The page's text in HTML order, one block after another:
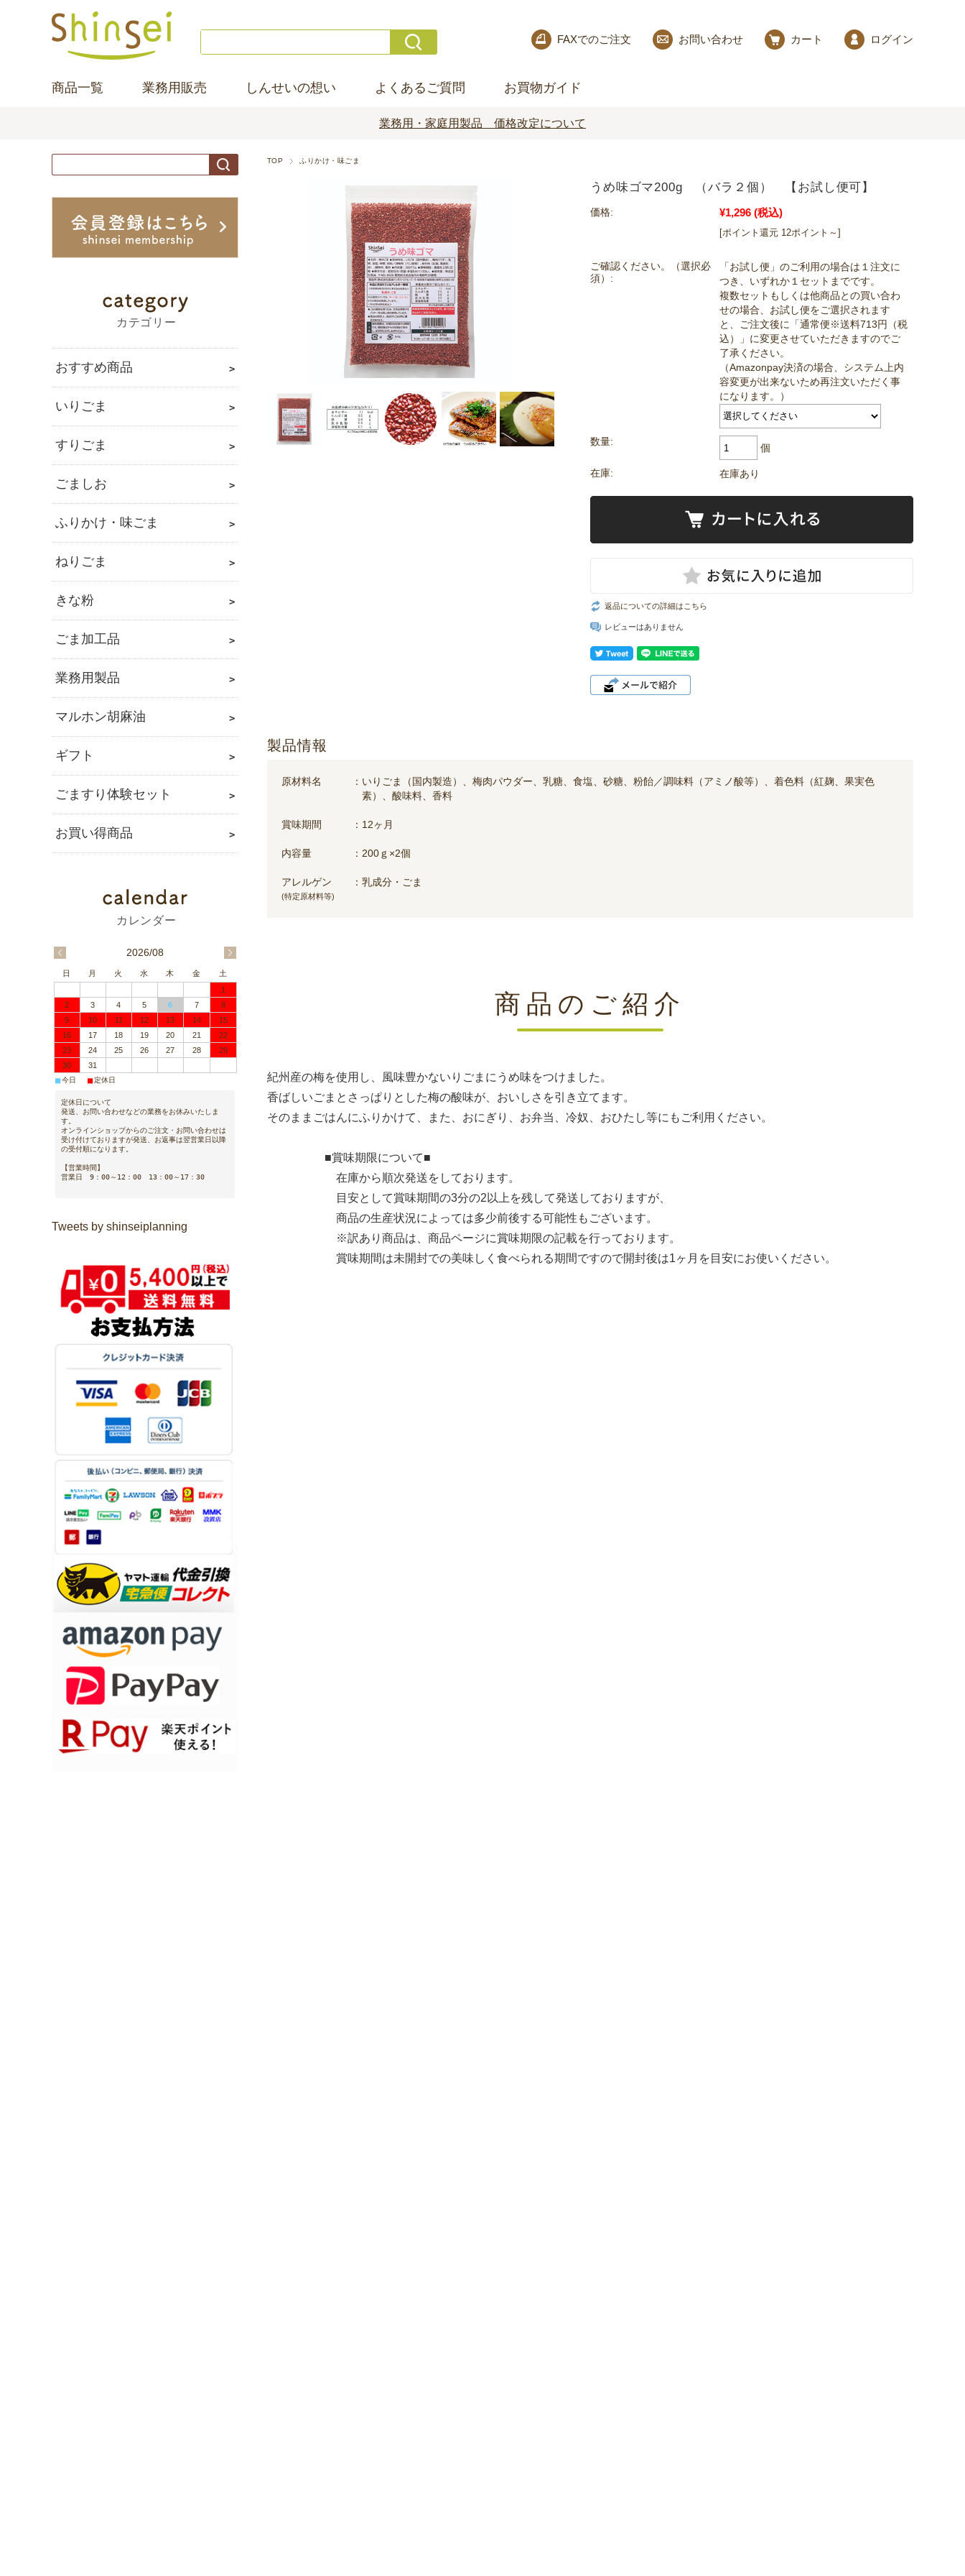
FAXでのご注文 お問い合わせ カート ログイン
商品一覧 業務用販売 しんせいの想い よくあるご質問 お買物ガイド
業務用・家庭用製品 価格改定について
TOP ふりかけ・味ごま
うめ味ゴマ200g （バラ２個） 【お試し便可】
価格: ¥1,296 (税込)
[ポイント還元 12ポイント～]
ご確認ください。（選択必
須）:
「お試し便」のご利用の場合は１注文に
つき、いずれか１セットまでです。
複数セットもしくは他商品との買い合わ
せの場合、お試し便をご選択されます
と、ご注文後に「通常便※送料713円（税
込）」に変更させていただきますのでご
了承ください。
（Amazonpay決済の場合、システム上内
容変更が出来ないため再注文いただく事
になります。）
数量:
個
在庫: 在庫あり
返品についての詳細はこちら
レビューはありません
製品情報
原材料名
いりごま（国内製造）、梅肉パウダー、乳糖、食塩、砂糖、粉飴／調味料（アミノ酸等）、着色料（紅麹、果実色
素）、酸味料、香料
賞味期間 12ヶ月
内容量 200ｇ×2個
アレルゲン
(特定原材料等)
乳成分・ごま
商品のご紹介
紀州産の梅を使用し、風味豊かないりごまにうめ味をつけました。
香ばしいごまとさっぱりとした梅の酸味が、おいしさを引き立てます。
そのままごはんにふりかけて、また、おにぎり、お弁当、冷奴、おひたし等にもご利用ください。
■賞味期限について■
在庫から順次発送をしております。
目安として賞味期間の3分の2以上を残して発送しておりますが、
商品の生産状況によっては多少前後する可能性もございます。
※訳あり商品は、商品ページに賞味期限の記載を行っております。
賞味期間は未開封での美味しく食べられる期間ですので開封後は1ヶ月を目安にお使いください。
おすすめ商品
いりごま
すりごま
ごましお
ふりかけ・味ごま
ねりごま
きな粉
ごま加工品
業務用製品
マルホン胡麻油
ギフト
ごますり体験セット
お買い得商品
2026/08
日 月 火 水 木 金
土
1
2
3 4 5 6 7
8
9
10 11 12 13 14
15
16
17 18 19 20 21
22
23
24 25 26 27 28
29
30
31
■今日 ■定休日
定休日について
発送、お問い合わせなどの業務をお休みいたしま
す。
オンラインショップからのご注文・お問い合わせは
受け付けておりますが発送、お返事は翌営業日以降
の受付順になります。
【営業時間】
営業日 9：00～12：00 13：00～17：30
Tweets by shinseiplanning